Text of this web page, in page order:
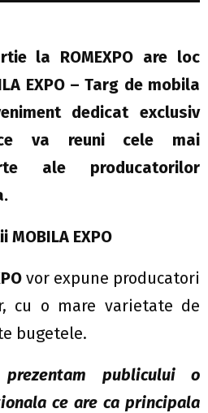
la ROMEXPO are loc
EXPO – Targ de mobila
dedicat exclusiv
va reuni cele mai
ale producatorilor
EXPO
vor expune producatori
cu o mare varietate de
bugetele.
publicului o
ce are ca principala